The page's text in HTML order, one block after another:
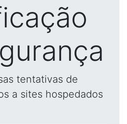
tentativas de
a sites hospedados